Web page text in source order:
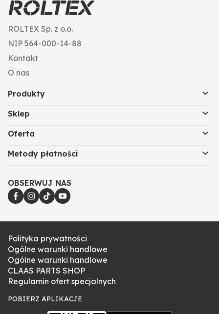
ROLTEX Sp. z o.o.
NIP 564-000-14-88
Kontakt
O nas
Produkty
Sklep
Oferta
Metody płatności
OBSERWUJ NAS
Polityka prywatności
Ogólne warunki handlowe
Ogólne warunki handlowe
CLAAS PARTS SHOP
Regulamin ofert specjalnych
POBIERZ APLIKACJE